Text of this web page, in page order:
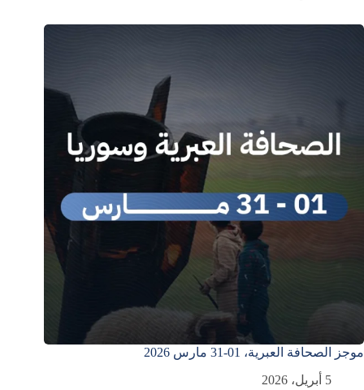
موجز الصحافة العبرية، 01-31 مارس 2026
5 أبريل، 2026